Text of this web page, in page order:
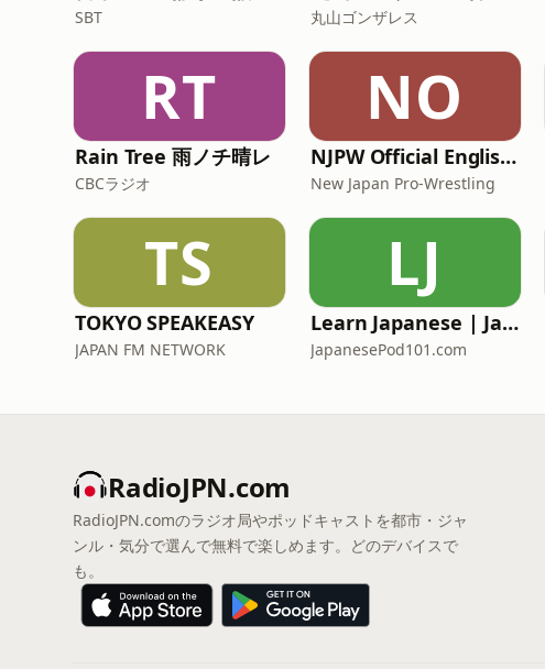
SBT 丸山ゴンザレス
RT
Rain Tree 雨ノチ晴レ
CBCラジオ
NO
NJPW Official English Podcast
New Japan Pro-Wrestling
TS
TOKYO SPEAKEASY
JAPAN FM NETWORK
LJ
Learn Japanese | JapanesePod101.com (Audio)
JapanesePod101.com
RadioJPN.com
RadioJPN.comのラジオ局やポッドキャストを都市・ジャ
ンル・気分で選んで無料で楽しめます。どのデバイスで
も。